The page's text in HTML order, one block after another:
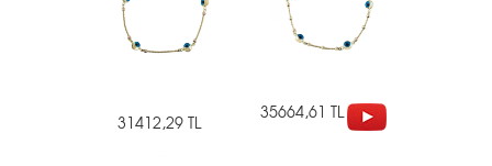
31412,29 TL 35664,61 TL